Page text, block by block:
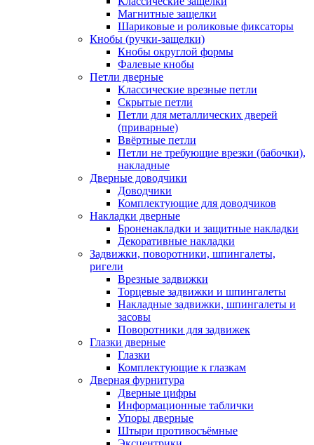
Магнитные защелки
Шариковые и роликовые фиксаторы
Кнобы (ручки-защелки)
Кнобы округлой формы
Фалевые кнобы
Петли дверные
Классические врезные петли
Скрытые петли
Петли для металлических дверей
(приварные)
Ввёртные петли
Петли не требующие врезки (бабочки),
накладные
Дверные доводчики
Доводчики
Комплектующие для доводчиков
Накладки дверные
Броненакладки и защитные накладки
Декоративные накладки
Задвижки, поворотники, шпингалеты,
ригели
Врезные задвижки
Торцевые задвижки и шпингалеты
Накладные задвижки, шпингалеты и
засовы
Поворотники для задвижек
Глазки дверные
Глазки
Комплектующие к глазкам
Дверная фурнитура
Дверные цифры
Информационные таблички
Упоры дверные
Штыри противосъёмные